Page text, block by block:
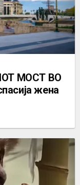
МОСТ ВО
жена